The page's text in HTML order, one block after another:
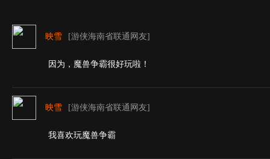
映雪 [游侠海南省联通网友]
因为，魔兽争霸很好玩啦！
映雪 [游侠海南省联通网友]
我喜欢玩魔兽争霸